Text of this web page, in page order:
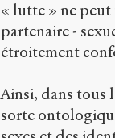
« lutte » ne peut
partenaire -
étroitement
Ainsi, dans tous
sorte